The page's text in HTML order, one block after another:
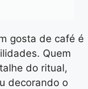
gosta de café é
Quem
do ritual,
decorando o